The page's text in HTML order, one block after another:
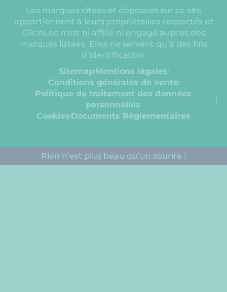
Les marques citées et déposées sur ce site
appartiennent à leurs propriétaires respectifs et
Clic'nLoc n'est ni affilié ni engagé auprès des
marques listées. Elles ne servent qu’à des fins
d’identification.
SitemapMentions légales
Conditions générales de vente
Politique de traitement des données
personnelles
Cookies Documents Réglementaires​
Rien n’est plus beau qu’un sourire !